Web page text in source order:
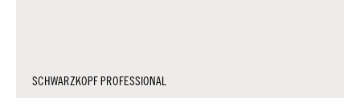
SCHWARZKOPF PROFESSIONAL